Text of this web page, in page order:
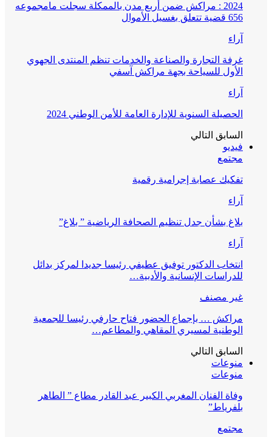
2024 : مراكش ضمن أربع مدن بالممكلة سجلت مامجموعه
656 قضية تتعلق بغسيل الأموال
آراء
غرفة التجارة والصناعة والخدمات تنظم المنتدى الجهوي
الأول للسياحة بجهة مراكش آسفي
آراء
الحصيلة السنوية للإدارة العامة للأمن الوطني 2024
السابق التالي
فيديو
مجتمع
تفكيك عصابة إجرامية رقمية
آراء
بلاغ بشأن جدل تنظيم الصحافة الرياضية ” بلاغ”
آراء
انتخاب الدكتور توفيق عطيفي رئيسا جديدا لمركز بدائل
للدراسات الإنسانية والأدبية…
غير مصنف
مراكش … بإجماع الحضور فتاح حارفي رئيسا للجمعية
الوطنية لمسيري المقاهي والمطاعم…
السابق التالي
منوعات
منوعات
وفاة الفنان المغربي الكبير عبد القادر مطاع ” الطاهر
بلفرياط”
مجتمع